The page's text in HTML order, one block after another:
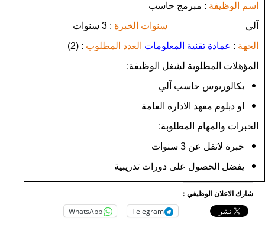
اسم الوظيفة : مبرمج حاسب
آلي سنوات الخبرة : 3 سنوات
الجهة : عمادة تقنية المعلومات العدد المطلوب : (2)
المؤهلات المطلوبة لشغل الوظيفة:
بكالوريوس حاسب آلي
او دبلوم معهد الادارة العامة
الخبرات والمهام المطلوبة:
خبرة لاتقل عن 3 سنوات
يفضل الحصول على دورات تدريبية
شارك الاعلان الوظيفي :
Telegram
WhatsApp